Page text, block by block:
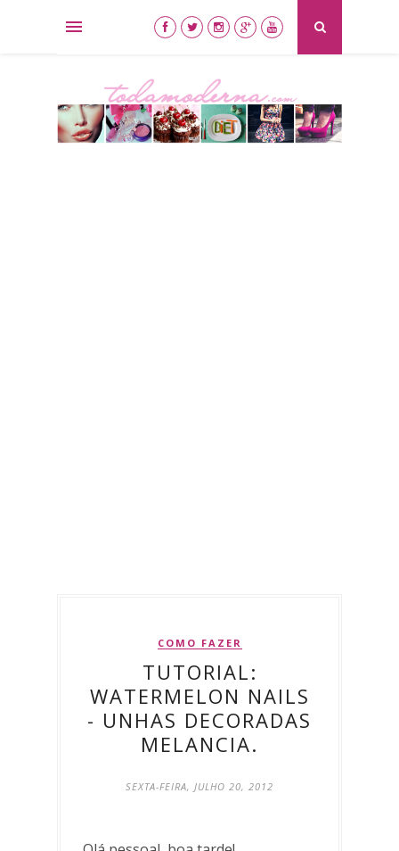
COMO FAZER
TUTORIAL:
WATERMELON NAILS
- UNHAS DECORADAS
MELANCIA.
SEXTA-FEIRA, JULHO 20, 2012